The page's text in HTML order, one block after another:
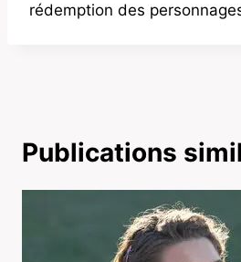
rédemption des
Publications